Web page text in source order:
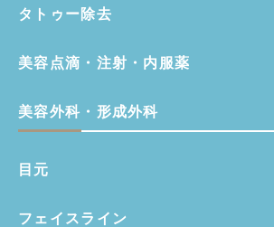
タトゥー除去
美容点滴・注射・内服薬
美容外科・形成外科
目元
フェイスライン